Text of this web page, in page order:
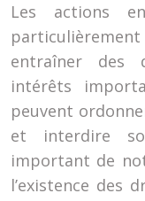
Les actions
entraîner des
intérêts
peuvent
et interdire
important de
l’existence des